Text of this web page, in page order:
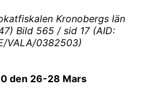
Kronobergs län
Bild 565 / sid 17 (AID:
VALA/0382503)
den 26-28 Mars